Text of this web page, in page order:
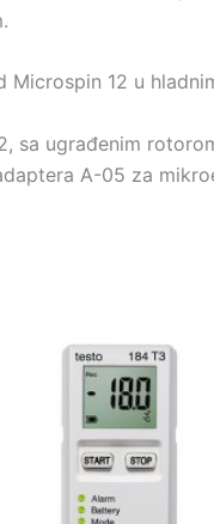
Microspin 12 u
sa ugrađenim
A-05 za